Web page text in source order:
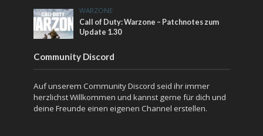
WARZONE
Call of Duty: Warzone – Patchnotes zum
Update 1.30
Community Discord
Auf unserem Community Discord seid ihr immer
herzlichst Willkommen und kannst gerne für dich und
deine Freunde einen eigenen Channel erstellen.